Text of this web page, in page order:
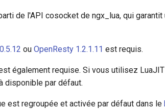
de l'API cosocket de ngx_lua, qui garantit
ou OpenResty 1.2.1.11 est requis.
également requise. Si vous utilisez
disponible par défaut.
est regroupée et activée par défaut dans le